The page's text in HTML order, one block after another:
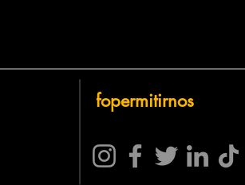
fopermitirnos